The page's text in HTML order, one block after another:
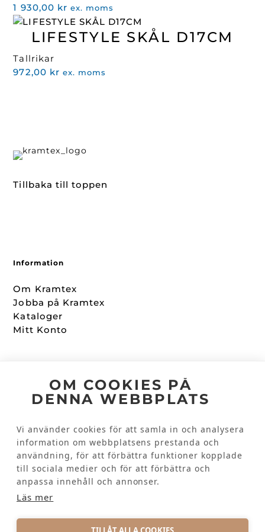
OM COOKIES PÅ
DENNA WEBBPLATS
Vi använder cookies för att samla in och analysera
information om webbplatsens prestanda och
användning, för att förbättra funktioner kopplade
till sociala medier och för att förbättra och
anpassa innehåll och annonser.
Läs mer
1 930,00 kr ex. moms
LIFESTYLE SKÅL D17CM
Tallrikar
972,00 kr ex. moms
Tillbaka till toppen
Information
Om Kramtex
Jobba på Kramtex
Kataloger
Mitt Konto
Facebook
Kundinformation
Kontakta oss
Vanliga frågor